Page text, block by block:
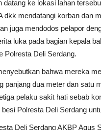
datang ke lokasi lahan
dkk mendatangi korban dan
juga mendodos pelapor
luka pada bagian kepala
Polresta Deli Serdang.
bahwa mereka
panjang dua meter dan satu
pelaku sakit hati sebab
Polresta Deli Serdang
Deli Serdang AKBP